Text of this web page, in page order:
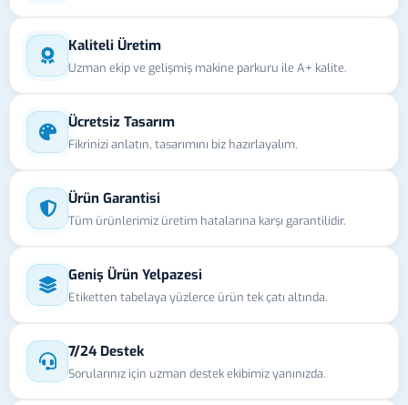
Kaliteli Üretim
Uzman ekip ve gelişmiş makine parkuru ile A+ kalite.
Ücretsiz Tasarım
Fikrinizi anlatın, tasarımını biz hazırlayalım.
Ürün Garantisi
Tüm ürünlerimiz üretim hatalarına karşı garantilidir.
Geniş Ürün Yelpazesi
Etiketten tabelaya yüzlerce ürün tek çatı altında.
7/24 Destek
Sorularınız için uzman destek ekibimiz yanınızda.